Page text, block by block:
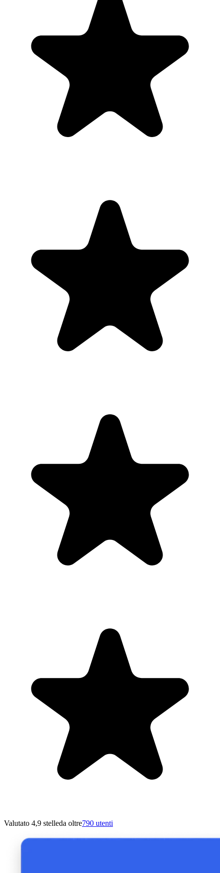
Valutato 4,9 stelleda oltre790 utenti